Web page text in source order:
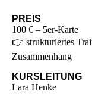
PREIS
100 € – 5er-Karte
👉 strukturiertes
Zusammenhang
KURSLEITUNG
Lara Henke